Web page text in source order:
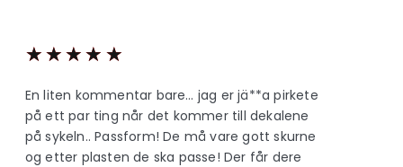
★ ★ ★ ★ ★
En liten kommentar bare… jag er jä**a pirkete
på ett par ting når det kommer till dekalene
på sykeln.. Passform! De må vare gott skurne
og etter plasten de ska passe! Der får dere